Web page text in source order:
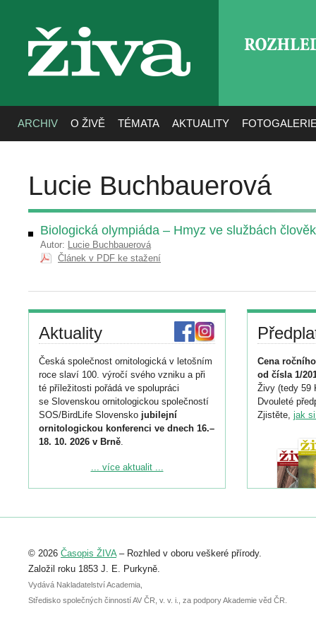
živa
ARCHIV O ŽIVĚ TÉMATA AKTUALITY
Lucie Buchbauerová
Biologická olympiáda – Hmyz ve službách
Autor: Lucie Buchbauerová
Článek v PDF ke stažení
Aktuality
Česká společnost ornitologická v letošním
roce slaví 100. výročí svého vzniku a při
té příležitosti pořádá ve spolupráci
se Slovenskou ornitologickou společností
SOS/BirdLife Slovensko jubilejní
ornitologickou konferenci ve dnech 16.–
18. 10. 2026 v Brně.
Podrobnější informace ke konferenci
Registrovat se můžete do 6. září.
abstraktu přihlášené přednášky nebo
posteru je už 30. června.
... více aktualit ...
Cena
od čísla 1/
Živy (tedy 59
Dvouleté
Zjistěte, jak
© 2026 Časopis ŽIVA– Rozhled v oboru veškeré přírody.
Založil roku 1853 J. E. Purkyně.
Vydává Nakladatelství Academia,
Středisko společných činností AV ČR, v. v. i., za podpory Akademie věd ČR.